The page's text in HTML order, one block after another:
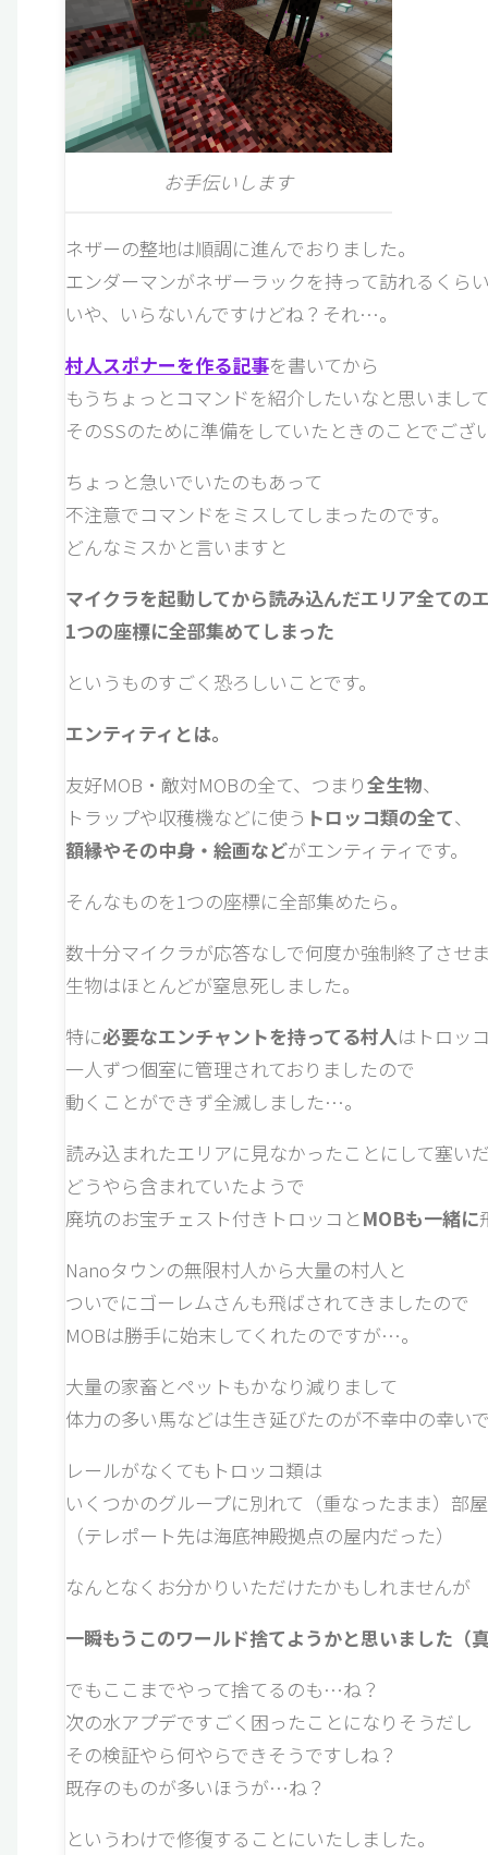
お手伝いします
ネザーの整地は順調に進んでおりました。
エンダーマンがネザーラックを持って訪れるくら
いや、いらないんですけどね？それ…。
村人スポナーを作る記事を書いてから
もうちょっとコマンドを紹介したいなと思いまして
そのSSのために準備をしていたときのことでござ
ちょっと急いでいたのもあって
不注意でコマンドをミスしてしまったのです。
どんなミスかと言いますと
マイクラを起動してから読み込んだエリア全ての
1つの座標に全部集めてしまった
というものすごく恐ろしいことです。
エンティティとは。
友好MOB・敵対MOBの全て、つまり全生物、
トラップや収穫機などに使う トロッコ類の全て、
額縁やその中身・絵画などがエンティティです。
そんなものを1つの座標に全部集めたら。
数十分マイクラが応答なしで何度か強制終了させ
生物はほとんどが窒息死しました。
特に必要なエンチャントを持ってる村人はトロッ
一人ずつ個室に管理されておりましたので
動くことができず全滅しました…。
読み込まれたエリアに見なかったことにして塞い
どうやら含まれていたようで
廃坑のお宝チェスト付きトロッコと MOBも一緒に
Nanoタウンの無限村人から大量の村人と
ついでにゴーレムさんも飛ばされてきましたので
MOBは勝手に始末してくれたのですが…。
大量の家畜とペットもかなり減りまして
体力の多い馬などは生き延びたのが不幸中の幸いで
レールがなくてもトロッコ類は
いくつかのグループに別れて（重なったまま）部
（テレポート先は海底神殿拠点の屋内だった）
なんとなくお分かりいただけたかもしれませんが
一瞬もうこのワールド捨てようかと思いました（
でもここまでやって捨てるのも…ね？
次の水アプデですごく困ったことになりそうだし
その検証やら何やらできそうですしね？
既存のものが多いほうが…ね？
というわけで修復することにいたしました。